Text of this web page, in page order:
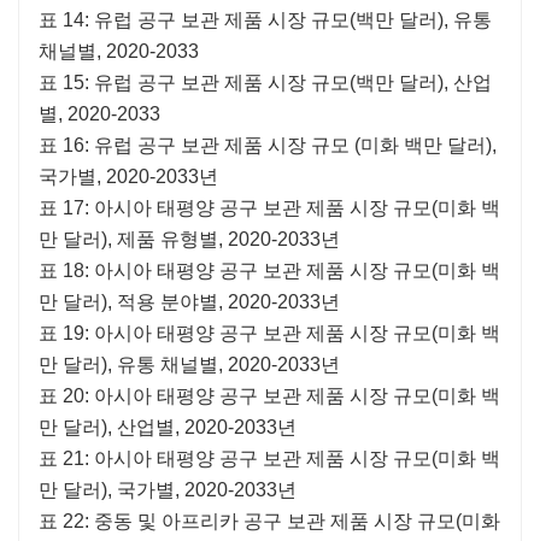
표 14: 유럽 공구 보관 제품 시장 규모(백만 달러), 유통
채널별, 2020-2033
표 15: 유럽 공구 보관 제품 시장 규모(백만 달러), 산업
별, 2020-2033
표 16: 유럽 공구 보관 제품 시장 규모 (미화 백만 달러),
국가별, 2020-2033년
표 17: 아시아 태평양 공구 보관 제품 시장 규모(미화 백
만 달러), 제품 유형별, 2020-2033년
표 18: 아시아 태평양 공구 보관 제품 시장 규모(미화 백
만 달러), 적용 분야별, 2020-2033년
표 19: 아시아 태평양 공구 보관 제품 시장 규모(미화 백
만 달러), 유통 채널별, 2020-2033년
표 20: 아시아 태평양 공구 보관 제품 시장 규모(미화 백
만 달러), 산업별, 2020-2033년
표 21: 아시아 태평양 공구 보관 제품 시장 규모(미화 백
만 달러), 국가별, 2020-2033년
표 22: 중동 및 아프리카 공구 보관 제품 시장 규모(미화